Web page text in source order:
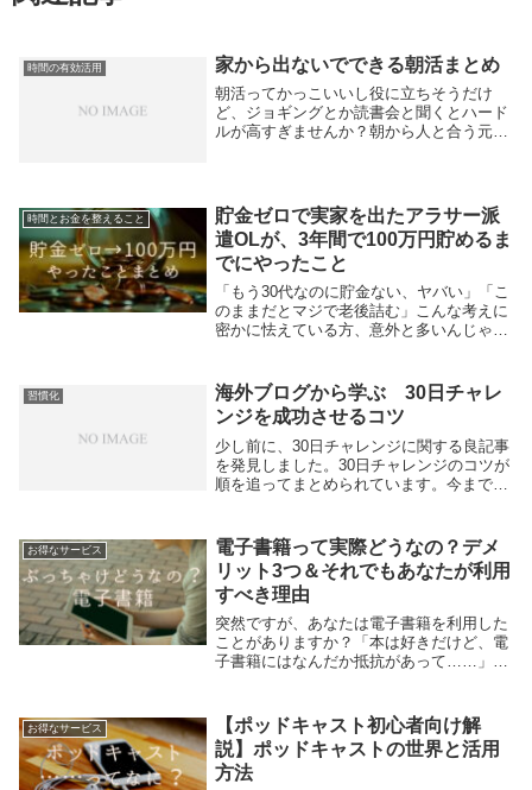
時間の有効活用 家から出ないでできる朝活まとめ
朝活ってかっこいいし役に立ちそうだけ
ど、ジョギングとか読書会と聞くとハード
ルが高すぎませんか？朝から人と合う元気
ーニングページ【モー...
時間とお金を整えること
貯金ゼロで実家を出たアラサー派
遣OLが、3年間で100万円貯めるま
でにやったこと
「もう30代なのに貯金ない、ヤバい」「こ
のままだとマジで老後詰む」こんな考えに
密かに怯えている方、意外と多いんじゃな
万円だった私でも、3年間で100万円貯める
こと...
習慣化
海外ブログから学ぶ 30日チャレ
ンジを成功させるコツ
少し前に、30日チャレンジに関する良記事
を発見しました。30日チャレンジのコツが
順を追ってまとめられています。今まで意
組むのか考えるSo, be very spec...
お得なサービス
電子書籍って実際どうなの？デメ
リット3つ＆それでもあなたが利用
すべき理由
突然ですが、あなたは電子書籍を利用した
ことがありますか？「本は好きだけど、電
子書籍にはなんだか抵抗があって……」
も多いのではないでしょうか。わたしは今
でこそ電子書籍...
お得なサービス
【ポッドキャスト初心者向け解
説】ポッドキャストの世界と活用
方法